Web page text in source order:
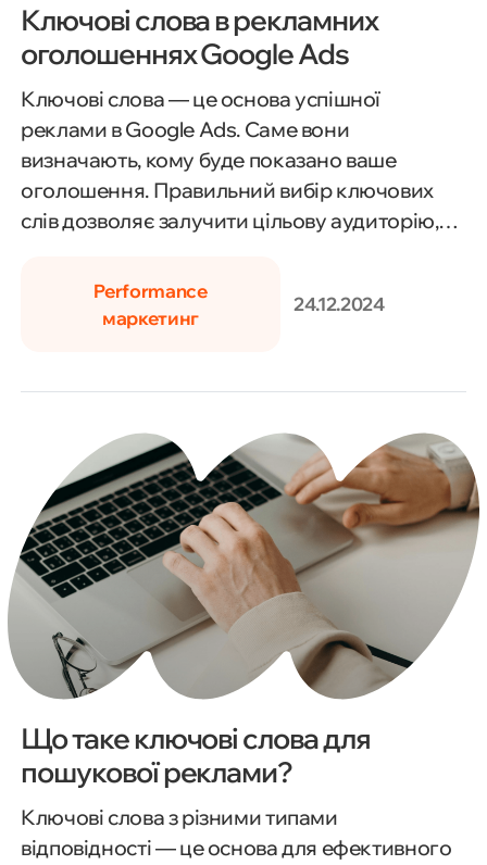
Performance
маркетинг
24.12.2024
Ключові слова в рекламних
оголошеннях Google Ads
Ключові слова — це основа успішної
реклами в Google Ads. Саме вони
визначають, кому буде показано ваше
оголошення. Правильний вибір ключових
слів дозволяє залучити цільову аудиторію,
підвищити конверсії. Щоб забезпечити
ефективність, варто використовувати різні
ключові слова допоможуть досягти бізнес-
цілей та зробити вашу рекламну кампанію
прибутковою.
Що таке ключові слова для
пошукової реклами?
Ключові слова з різними типами
відповідності — це основа для ефективного